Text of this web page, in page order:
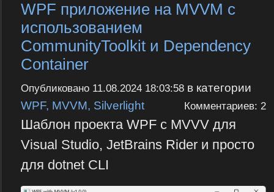
WPF приложение на MVVM с
использованием
CommunityToolkit и Dependency
Container
Опубликовано 11.08.2024 18:03:58в категории
WPF, MVVM, Silverlight
Комментариев: 2
Шаблон проекта WPF с MVVV для
Visual Studio, JetBrains Rider и просто
для dotnet CLI